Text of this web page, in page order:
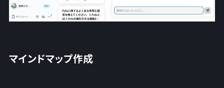
マインドマップ作成